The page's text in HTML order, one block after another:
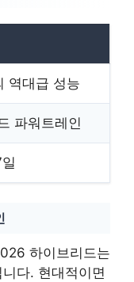
역대급 성능
파워트레인
하이브리드는
다. 현대적이면